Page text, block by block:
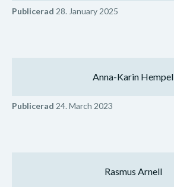
Publicerad 28. January 2025
Anna-Karin Hempel
Publicerad 24. March 2023
Rasmus Arnell